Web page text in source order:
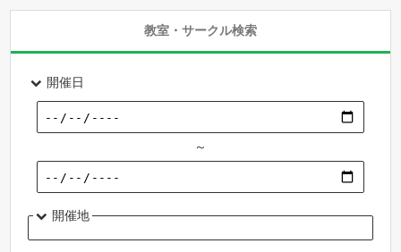
教室・サークル検索
開催日
～
開催地